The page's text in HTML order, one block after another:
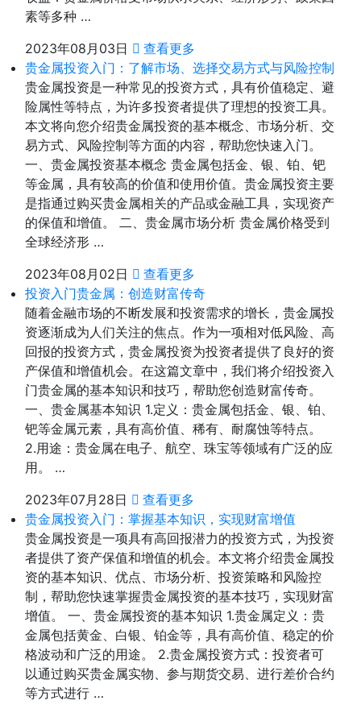
素等多种 …
2023年08月03日
查看更多
贵金属投资入门：了解市场、选择交易方式与风险控制
贵金属投资是一种常见的投资方式，具有价值稳定、避
险属性等特点，为许多投资者提供了理想的投资工具。
本文将向您介绍贵金属投资的基本概念、市场分析、交
易方式、风险控制等方面的内容，帮助您快速入门。
一、贵金属投资基本概念 贵金属包括金、银、铂、钯
等金属，具有较高的价值和使用价值。贵金属投资主要
是指通过购买贵金属相关的产品或金融工具，实现资产
的保值和增值。 二、贵金属市场分析 贵金属价格受到
全球经济形 …
2023年08月02日
查看更多
投资入门贵金属：创造财富传奇
随着金融市场的不断发展和投资需求的增长，贵金属投
资逐渐成为人们关注的焦点。作为一项相对低风险、高
回报的投资方式，贵金属投资为投资者提供了良好的资
产保值和增值机会。在这篇文章中，我们将介绍投资入
门贵金属的基本知识和技巧，帮助您创造财富传奇。
一、贵金属基本知识 1.定义：贵金属包括金、银、铂、
钯等金属元素，具有高价值、稀有、耐腐蚀等特点。
2.用途：贵金属在电子、航空、珠宝等领域有广泛的应
用。 …
2023年07月28日
查看更多
贵金属投资入门：掌握基本知识，实现财富增值
贵金属投资是一项具有高回报潜力的投资方式，为投资
者提供了资产保值和增值的机会。本文将介绍贵金属投
资的基本知识、优点、市场分析、投资策略和风险控
制，帮助您快速掌握贵金属投资的基本技巧，实现财富
增值。 一、贵金属投资的基本知识 1.贵金属定义：贵
金属包括黄金、白银、铂金等，具有高价值、稳定的价
格波动和广泛的用途。 2.贵金属投资方式：投资者可
以通过购买贵金属实物、参与期货交易、进行差价合约
等方式进行 …